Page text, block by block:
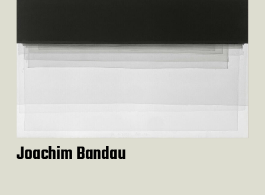
Joachim Bandau